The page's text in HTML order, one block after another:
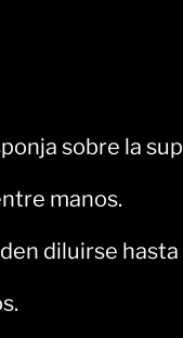
sobre la
manos.
diluirse hasta